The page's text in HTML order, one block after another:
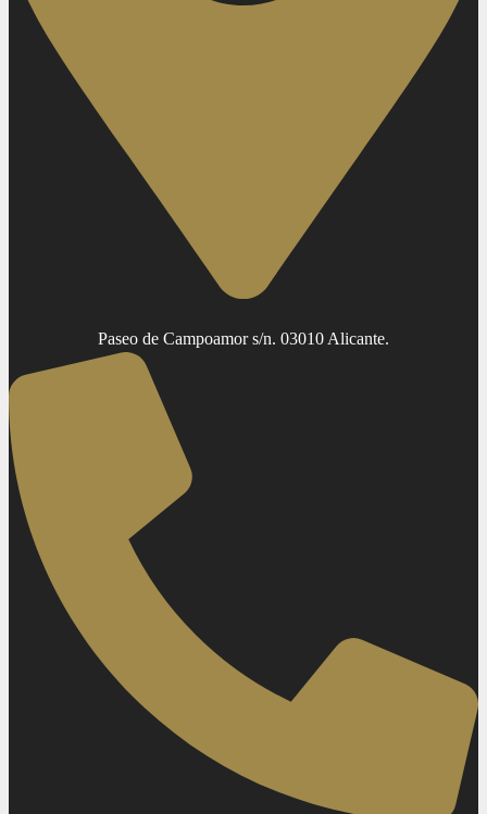
Paseo de Campoamor s/n. 03010 Alicante.